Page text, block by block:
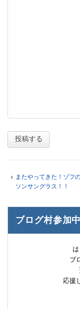
またやってきた！ゾフ
ソンサングラス！！
ブログ村参加中
ブ
応援